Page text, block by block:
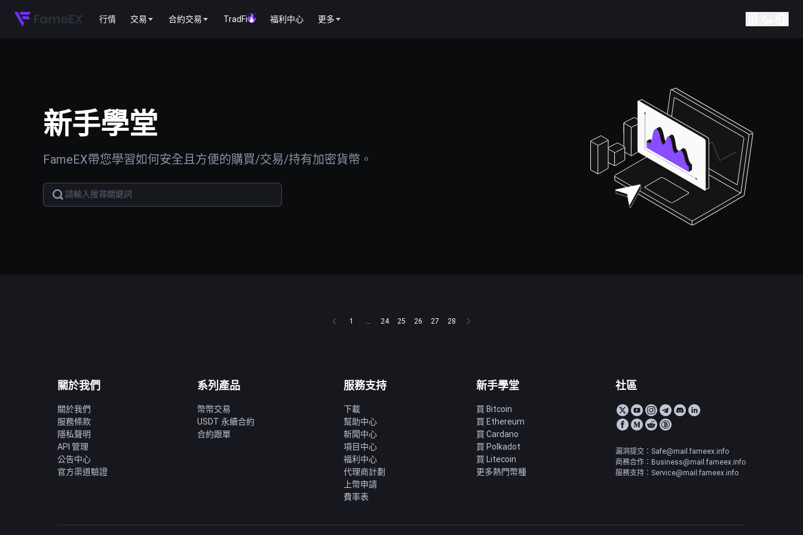
行情 交易 合約交易 TradFi 福利中心 更多
新手學堂
FameEX帶您學習如何安全且方便的購買/交易/持有加密貨幣。
1 ... 24 25 26 27 28
關於我們
關於我們
服務條款
隱私聲明
API 管理
公告中心
官方渠道驗證
系列產品
幣幣交易
USDT 永續合約
合約跟單
服務支持
下載
幫助中心
新聞中心
項目中心
福利中心
代理商計劃
上幣申請
費率表
新手學堂
買 Bitcoin
買 Ethereum
買 Cardano
買 Polkadot
買 Litecoin
更多熱門幣種
社區
漏洞提交：Safe@mail.fameex.info
商務合作：Business@mail.fameex.info
服務支持：Service@mail.fameex.info